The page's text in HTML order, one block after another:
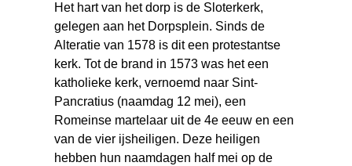
Het hart van het dorp is de Sloterkerk,
gelegen aan het Dorpsplein. Sinds de
Alteratie van 1578 is dit een protestantse
kerk. Tot de brand in 1573 was het een
katholieke kerk, vernoemd naar Sint-
Pancratius (naamdag 12 mei), een
Romeinse martelaar uit de 4e eeuw en een
van de vier ijsheiligen. Deze heiligen
hebben hun naamdagen half mei op de